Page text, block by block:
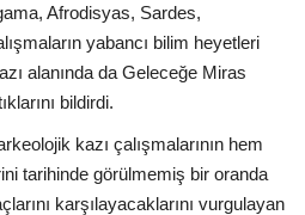
Afrodisyas, Sardes,
yabancı bilim heyetleri
alanında da Geleceğe Miras
bildirdi.
kazı çalışmalarının hem
tarihinde görülmemiş bir oranda
karşılayacaklarını vurgulayan